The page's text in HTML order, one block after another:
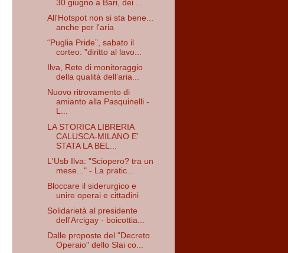
30 giugno a Bari, dei ...
All'Hotspot non si sta bene...
anche per l'aria
“Puglia Pride”, sabato il
corteo: "diritto al lavo...
Ilva, Rete di monitoraggio
della qualità dell’aria...
Nuovo ritrovamento di
amianto alla Pasquinelli -
L...
LA STORICA LIBRERIA
CALUSCA-MILANO E'
STATA LA BEL...
L'Usb Ilva: "Sciopero? tra un
mese..." - La pratic...
Bloccare il siderurgico e
unire operai e cittadini
Solidarietà al presidente
dell'Arcigay - boicottia...
Dalle proposte del "Decreto
Operaio" dello Slai co...